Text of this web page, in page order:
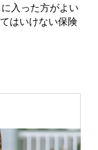
入った方がよい
はいけない保険